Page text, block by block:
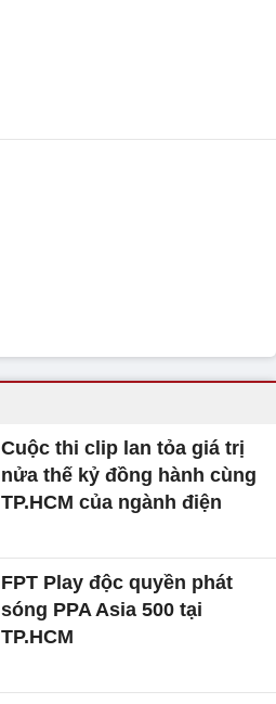
Cuộc thi clip lan tỏa giá trị
nửa thế kỷ đồng hành cùng
TP.HCM của ngành điện
FPT Play độc quyền phát
sóng PPA Asia 500 tại
TP.HCM